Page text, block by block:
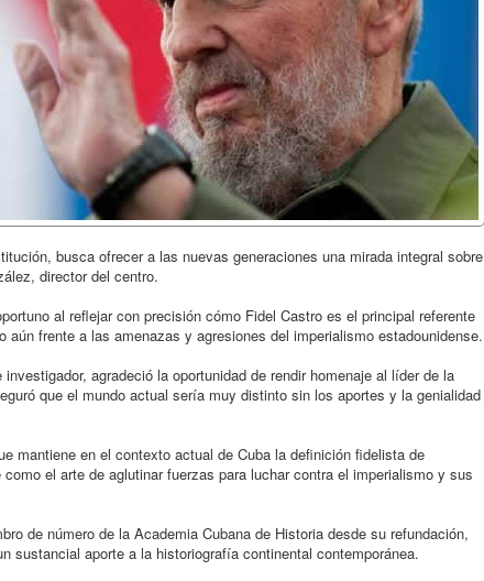
busca ofrecer a las nuevas generaciones una mirada integral sobre
director del centro.
al reflejar con precisión cómo Fidel Castro es el principal referente
frente a las amenazas y agresiones del imperialismo estadounidense.
agradeció la oportunidad de rendir homenaje al líder de la
que el mundo actual sería muy distinto sin los aportes y la genialidad
mantiene en el contexto actual de Cuba la definición fidelista de
el arte de aglutinar fuerzas para luchar contra el imperialismo y sus
de número de la Academia Cubana de Historia desde su refundación,
sustancial aporte a la historiografía continental contemporánea.